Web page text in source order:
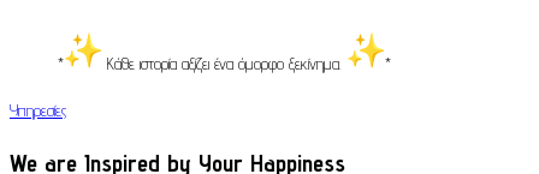
* Κάθε ιστορία αξίζει ένα όμορφο ξεκίνημα. *
Υπηρεσίες
We are Inspired by Your Happiness